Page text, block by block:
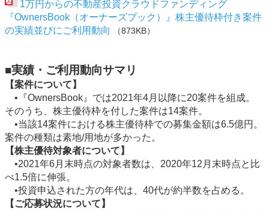
1万円からの不動産投資クラウドファンディング
『OwnersBook（オーナーズブック）』株主優待枠付き案件
の実績並びにご利用動向
（873KB）
■実績・ご利用動向サマリ
【案件について】
•『OwnersBook』では2021年4月以降に20案件を組成。
そのうち、株主優待枠を付した案件は14案件。
•当該14案件における株主優待枠での募集金額は6.5億円。
案件の種類は素地/用地が多かった。
【株主優待対象者について】
•2021年6月末時点の対象者数は、2020年12月末時点と比
べ1.5倍に伸張。
•投資申込された方の年代は、40代が約半数を占める。
【ご応募状況について】